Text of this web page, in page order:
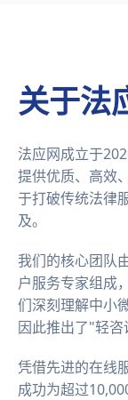
关于法
法应网成立于
提供优质、高效
于打破传统法律
及。
我们的核心团队
户服务专家组成
们深刻理解中小
因此推出了"轻咨
凭借先进的在线
成功为超过